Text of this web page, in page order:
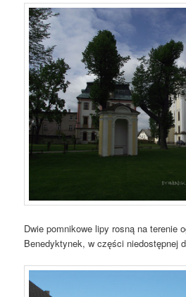
Dwie pomnikowe lipy rosną na terenie
Benedyktynek, w części niedostępnej